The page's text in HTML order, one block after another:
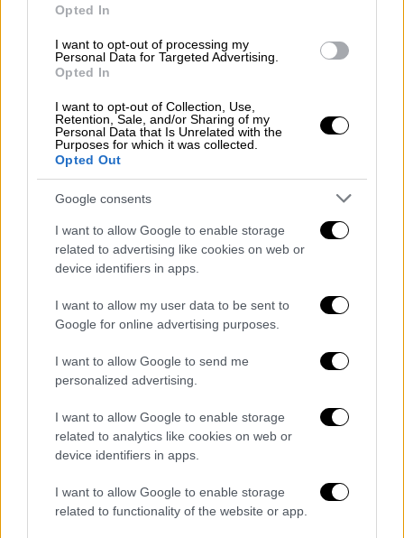
Opted In
I want to opt-out of processing my
Personal Data for Targeted Advertising.
Opted In
I want to opt-out of Collection, Use,
Retention, Sale, and/or Sharing of my
Personal Data that Is Unrelated with the
Purposes for which it was collected.
Opted Out
Google consents
I want to allow Google to enable storage
related to advertising like cookies on web or
device identifiers in apps.
I want to allow my user data to be sent to
Google for online advertising purposes.
I want to allow Google to send me
personalized advertising.
I want to allow Google to enable storage
related to analytics like cookies on web or
device identifiers in apps.
I want to allow Google to enable storage
related to functionality of the website or app.
να αντιμετωπίσω τις δύσκολες
φωτογραφίες του γιου μου από τη
νεκροτομή. Συννεραμένα ράμματα από τους
κάκωση στην περιοχή της κεφαλής».
Αναφερόμενος στον Λευτέρη Αυγενάκη
δήλωσε: «Υπάρχει φωτογραφία, που
εμφανίζεται ο κ. Αυγενάκης μπροστά στην
ΕΠΟ, με τον τότε Πρόεδρο και τον τότε Γεν.
Αρχηγό της ομάδας του Ηροδότου, λίγες
μέρες μετά το θάνατο του παιδιού μας. Του
έχω κάνει επίσημα το ερώτημα: Με ποια
ιδιότητα πήγαινε εκεί και συμπαρίστανται
έχει απαντήσει ποτέ. Αν πήγε σαν
Βουλευτής Ηρακλείου, να καταθέσει στην
ΕΠΟ, πως δεν έγινε τίποτε, τότε εντάξει.
Αυτή η υπόθεση δεν είναι τωρινή. Έγινε για
πρώτη φορά η αναφορά μου τότε που έγιναν
τα επεισόδια με τον πρόεδρο του ΠΑΟΚ στο
ματς με την ΑΕΚ. Είχαν βγει τότε όλες οι…